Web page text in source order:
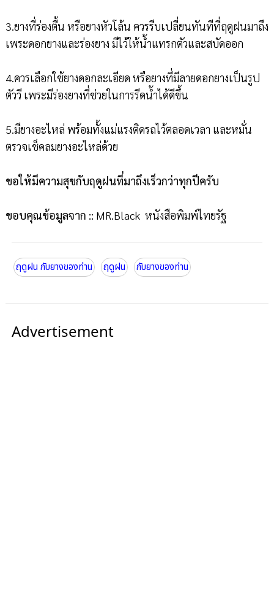
3.ยางที่ร่องตื้น หรือยางหัวโล้น ควรรีบเปลี่ยนทันทีที่ฤดูฝนมาถึง
เพระดอกยางและร่องยาง มีไว้ให้น้ำแทรกตัวและสบัดออก
4.ควรเลือกใช้ยางดอกละเอียด หรือยางที่มีลายดอกยางเป็นรูป
ตัววี เพระมีร่องยางที่ช่วยในการรีดน้ำได้ดีขึ้น
5.มียางอะไหล่ พร้อมทั้งแม่แรงติดรถไว้ตลอดเวลา และหมั่น
ตรวจเช็คลมยางอะไหล่ด้วย
ขอให้มีความสุขกับฤดูฝนที่มาถึงเร็วกว่าทุกปีครับ
ขอบคุณข้อมูลจาก :: MR.Black หนังสือพิมพ์ไทยรัฐ
ฤดูฝน กับยางของท่าน ฤดูฝน กับยางของท่าน
Advertisement